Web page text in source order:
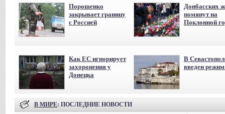
Порошенко
закрывает границу
с Россией
Донбасских
помянут на
Поклонной
Как ЕС игнорирует
захоронения у
Донецка
В
введен
В МИРЕ: ПОСЛЕДНИЕ НОВОСТИ